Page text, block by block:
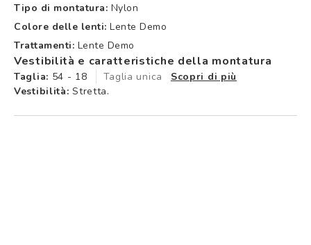
Tipo di montatura: Nylon
Colore delle lenti: Lente Demo
Trattamenti: Lente Demo
Vestibilità e caratteristiche della montatura
Taglia: 54 - 18 Taglia unica
Scopri di più
Vestibilità: Stretta.